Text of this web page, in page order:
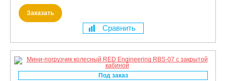
Заказать
Сравнить
Под заказ